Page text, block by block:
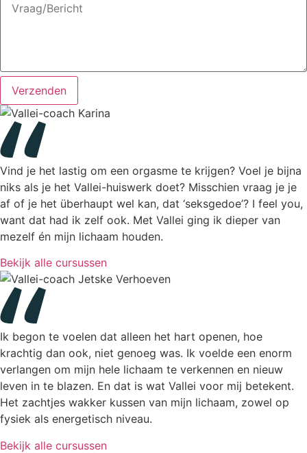
Verzenden
Vind je het lastig om een orgasme te krijgen? Voel je bijna
niks als je het Vallei-huiswerk doet? Misschien vraag je je
af of je het überhaupt wel kan, dat ‘seksgedoe’? I feel you,
want dat had ik zelf ook. Met Vallei ging ik dieper van
mezelf én mijn lichaam houden.
Bekijk alle cursussen
Ik begon te voelen dat alleen het hart openen, hoe
krachtig dan ook, niet genoeg was. Ik voelde een enorm
verlangen om mijn hele lichaam te verkennen en nieuw
leven in te blazen. En dat is wat Vallei voor mij betekent.
Het zachtjes wakker kussen van mijn lichaam, zowel op
fysiek als energetisch niveau.
Bekijk alle cursussen